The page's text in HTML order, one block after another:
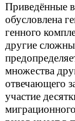
Приведённые
обусловлена
генного
другие
множества
отвечающего
участие